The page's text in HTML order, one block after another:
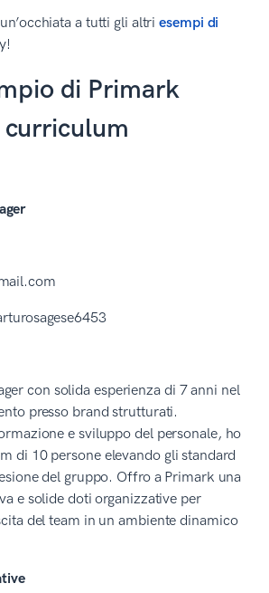
a tutti gli altriesempi di
di Primark
curriculum
con solida esperienza di 7 anni nel
presso brand strutturati.
e sviluppo del personale, ho
di 10 persone elevando gli standard
del gruppo. Offro a Primark una
e solide doti organizzative per
del team in un ambiente dinamico